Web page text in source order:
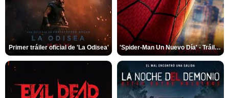
Primer tráiler oficial de 'La Odisea' 'Spider-Man Un Nuevo Día' - Tráiler oficial subtitulado